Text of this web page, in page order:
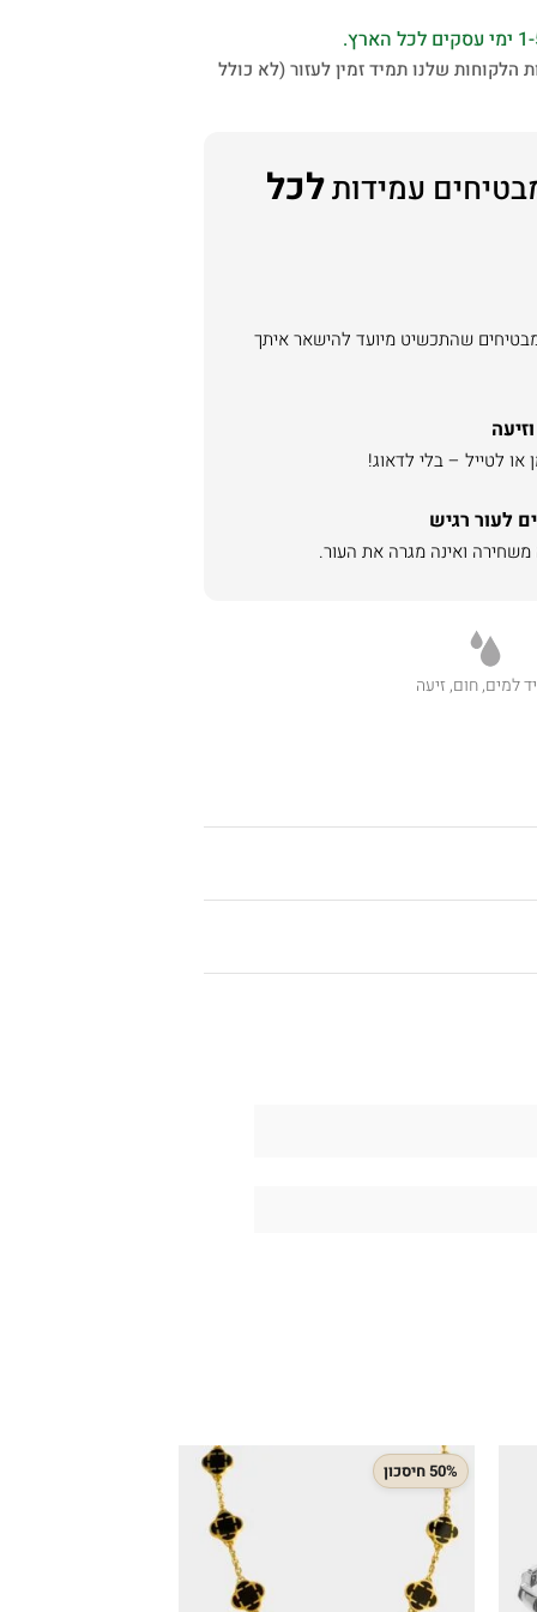
הלקוחות שלנו תמיד זמין לעזור (לא כולל
עמידותלכל
שהתכשיט מיועד להישאר איתך
לטייל – בלי לדאוג!
לעור רגיש
למים, חום, זיעה
50% חיסכון